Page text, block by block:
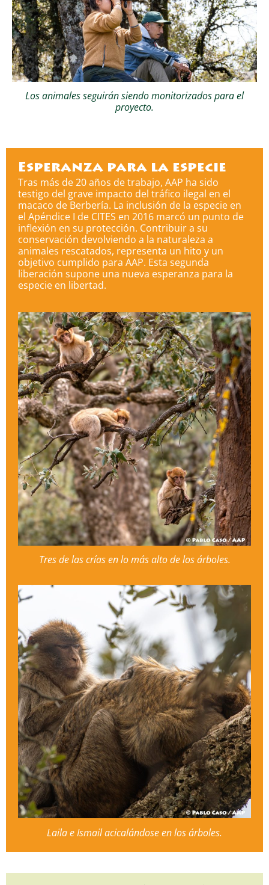
Los animales seguirán siendo monitorizados para el
proyecto.
Esperanza para la especie
Tras más de 20 años de trabajo, AAP ha sido
testigo del grave impacto del tráfico ilegal en el
macaco de Berbería. La inclusión de la especie en
el Apéndice I de CITES en 2016 marcó un punto de
inflexión en su protección. Contribuir a su
conservación devolviendo a la naturaleza a
animales rescatados, representa un hito y un
objetivo cumplido para AAP. Esta segunda
liberación supone una nueva esperanza para la
especie en libertad.
Tres de las crías en lo más alto de los árboles.
Laila e Ismail acicalándose en los árboles.